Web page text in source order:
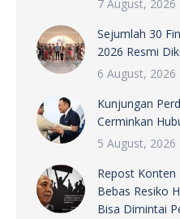
7 August, 2026
Sejumlah 30
2026 Resmi
6 August, 2026
Kunjungan
Cerminkan
5 August, 2026
Repost
Bebas Resiko
Bisa Dimintai